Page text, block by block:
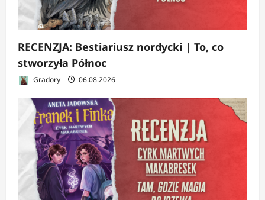
RECENZJA: Bestiariusz nordycki | To, co
stworzyła Północ
Gradory 06.08.2026